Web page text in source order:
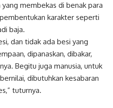
membekas di benak para
karakter seperti
baja.
dan tidak ada besi yang
dipanaskan, dibakar,
Begitu juga manusia, untuk
dibutuhkan kesabaran
tuturnya.